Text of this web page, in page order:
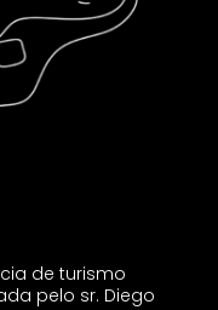
de turismo
pelo sr. Diego